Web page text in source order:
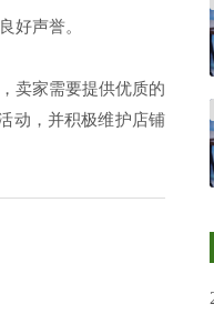
好声誉。
卖家需要提供优质的
动，并积极维护店铺